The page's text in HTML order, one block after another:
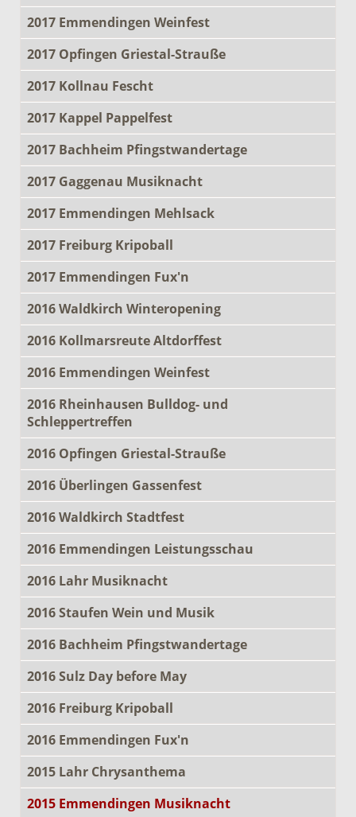
2017 Emmendingen Weinfest
2017 Opfingen Griestal-Strauße
2017 Kollnau Fescht
2017 Kappel Pappelfest
2017 Bachheim Pfingstwandertage
2017 Gaggenau Musiknacht
2017 Emmendingen Mehlsack
2017 Freiburg Kripoball
2017 Emmendingen Fux'n
2016 Waldkirch Winteropening
2016 Kollmarsreute Altdorffest
2016 Emmendingen Weinfest
2016 Rheinhausen Bulldog- und
Schleppertreffen
2016 Opfingen Griestal-Strauße
2016 Überlingen Gassenfest
2016 Waldkirch Stadtfest
2016 Emmendingen Leistungsschau
2016 Lahr Musiknacht
2016 Staufen Wein und Musik
2016 Bachheim Pfingstwandertage
2016 Sulz Day before May
2016 Freiburg Kripoball
2016 Emmendingen Fux'n
2015 Lahr Chrysanthema
2015 Emmendingen Musiknacht